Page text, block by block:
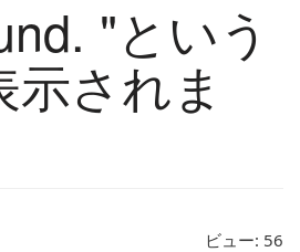
"という
されま
ビュー: 56